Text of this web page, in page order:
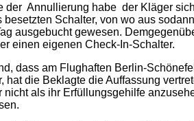
der Annullierung habe der Kläger
besetzten Schalter, von wo aus
ausgebucht gewesen.
einen eigenen Check-In-Schalter.
dass am Flughaften Berlin-
hat die Beklagte die Auffassung
nicht als ihr Erfüllungsgehilfe